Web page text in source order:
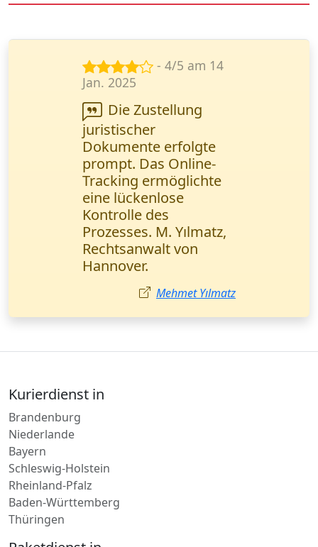
- 5/5 am 29
Sept. 2024
Sehr zuverlässiger
Service! Meine
vertraulichen
Dokumente wurden
noch am selben Tag
zugestellt. Das Online-
Tracking gibt
zusätzliche Sicherheit.
Sehr empfehlenswert!
Anna Schneider,
Rechtsanwältin Berlin.
Kurierdienst in
Brandenburg
Niederlande
Bayern
Schleswig-Holstein
Rheinland-Pfalz
Baden-Württemberg